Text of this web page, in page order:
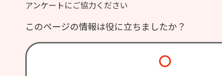
アンケートにご協力ください
このページの情報は役に立ちましたか？